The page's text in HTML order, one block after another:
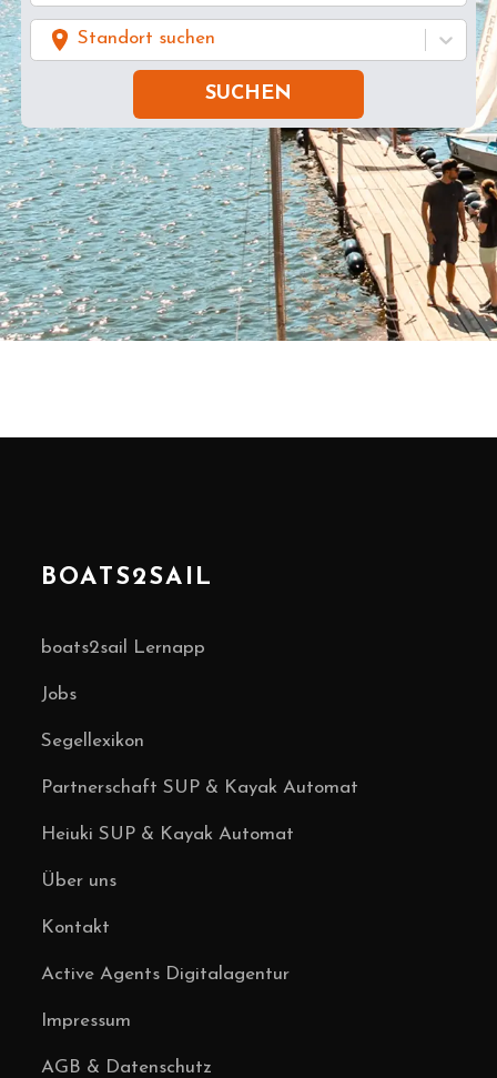
BOATS2SAIL
boats2sail Lernapp
Jobs
Segellexikon
Partnerschaft SUP & Kayak Automat
Heiuki SUP & Kayak Automat
Über uns
Kontakt
Active Agents Digitalagentur
Impressum
AGB & Datenschutz